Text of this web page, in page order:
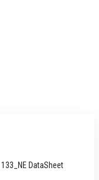
DataSheet